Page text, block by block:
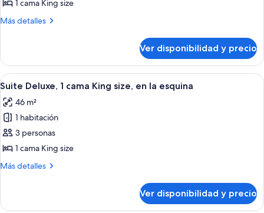
Deluxe,
King
size
1 cama King size
Más detalles
Más
Deluxe,
cama
size
Ver disponibilidad y precio
Ver
todas
las
fotos
de
Suite
Deluxe,
King
Ropa de cama de alta calidad,
2
Suite Deluxe, 1 cama King size, en la esquina
46 m²
1 habitación
3 personas
1 cama King size
Más detalles
Más
Deluxe,
Ver disponibilidad y precio